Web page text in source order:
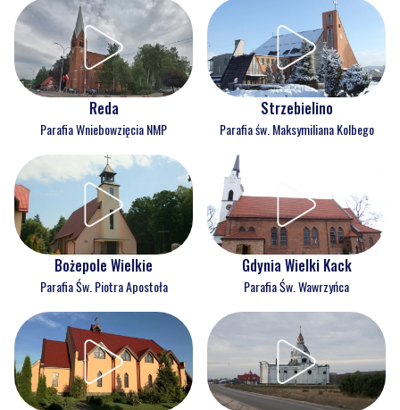
Reda
Parafia Wniebowzięcia NMP
Strzebielino
Parafia św. Maksymiliana Kolbego
Bożepole Wielkie
Parafia Św. Piotra Apostoła
Gdynia Wielki Kack
Parafia Św. Wawrzyńca